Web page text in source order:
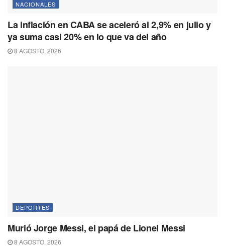
NACIONALES
La inflación en CABA se aceleró al 2,9% en julio y
ya suma casi 20% en lo que va del año
8 AGOSTO, 2026
DEPORTES
Murió Jorge Messi, el papá de Lionel Messi
8 AGOSTO, 2026